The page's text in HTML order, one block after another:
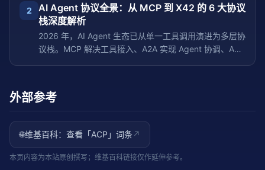
型和组合使用这四大协议。
2
AI Agent 协议全景：从 MCP 到 X42 的 6 大协议
栈深度解析
2026 年，AI Agent 生态已从单一工具调用演进为多层协
议栈。MCP 解决工具接入、A2A 实现 Agent 协调、AG-
式，帮你构建生产级多 Agent 系统。
外部参考
🌐维基百科：查看「ACP 」词条↗
本页内容为本站原创撰写；维基百科链接仅作延伸参考。